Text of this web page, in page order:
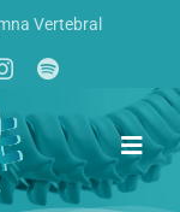
Vertebral